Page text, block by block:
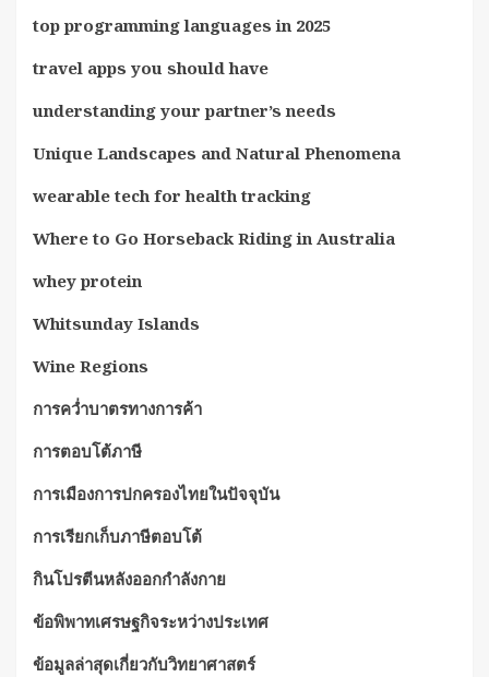
top programming languages in 2025
travel apps you should have
understanding your partner’s needs
Unique Landscapes and Natural Phenomena
wearable tech for health tracking
Where to Go Horseback Riding in Australia
whey protein
Whitsunday Islands
Wine Regions
การคว่ำบาตรทางการค้า
การตอบโต้ภาษี
การเมืองการปกครองไทยในปัจจุบัน
การเรียกเก็บภาษีตอบโต้
กินโปรตีนหลังออกกำลังกาย
ข้อพิพาทเศรษฐกิจระหว่างประเทศ
ข้อมูลล่าสุดเกี่ยวกับวิทยาศาสตร์